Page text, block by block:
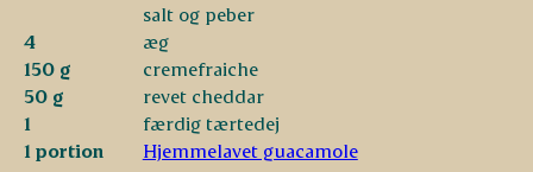
salt og peber
4
æg
150 g
cremefraiche
50 g
revet cheddar
1
færdig tærtedej
1 portion
Hjemmelavet guacamole